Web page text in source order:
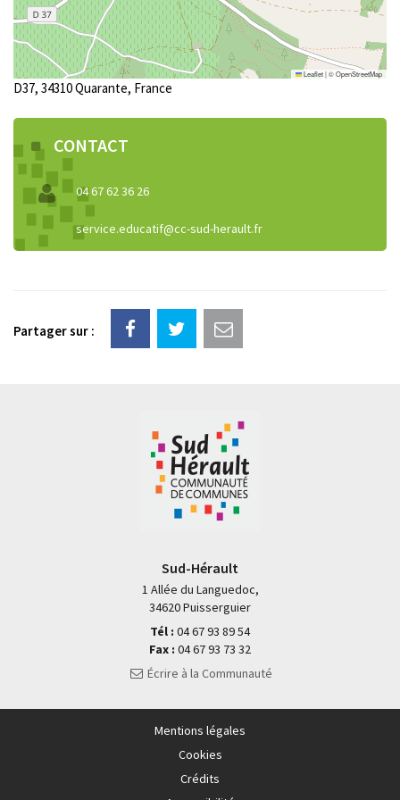
Leaflet|©OpenStreetMap
D37, 34310 Quarante, France
CONTACT
04 67 62 36 26
service.educatif@cc-sud-herault.fr
Partager sur :
Sud-Hérault
1 Allée du Languedoc,
34620 Puisserguier
Tél : 04 67 93 89 54
Fax : 04 67 93 73 32
Écrire à la Communauté
Mentions légales
Cookies
Crédits